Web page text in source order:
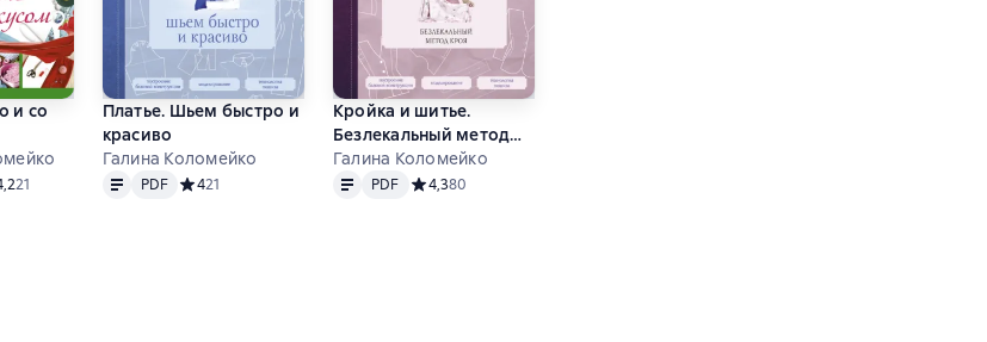
и со
рейтинг 4,2 на основе 21 оценок
21
Платье. Шьем быстро и
красиво
Галина Коломейко
Matn PDF
PDF Средний рейтинг 4 на основе 21 оценок
421
Кройка и шитье.
Безлекальный метод
кроя
Галина Коломейко
Matn PDF
PDF Средний рейтинг 4,3 на основе 80 оценок
4,380